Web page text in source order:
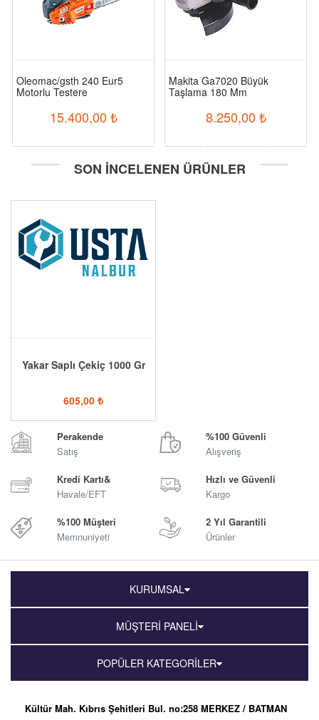
Oleomac/gsth 240 Eur5
Motorlu Testere
15.400,00 ₺
Makita Ga7020 Büyük
Taşlama 180 Mm
8.250,00 ₺
SON İNCELENEN ÜRÜNLER
Yakar Saplı Çekiç 1000 Gr
605,00 ₺
Perakende
Satış
%100 Güvenli
Alışveriş
Kredi Kartı&
Havale/EFT
Hızlı ve Güvenli
Kargo
%100 Müşteri
Memnuniyeti
2 Yıl Garantili
Ürünler
KURUMSAL
MÜŞTERİ PANELİ
POPÜLER KATEGORİLER
Kültür Mah. Kıbrıs Şehitleri Bul. no:258 MERKEZ / BATMAN